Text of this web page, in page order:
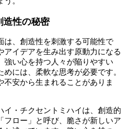
造性の秘密
は、創造性を刺激する可能性で
アイデアを生み出す原動力になる
強い心を持つ人々が陥りやすい
めには、柔軟な思考が必要です。
不安から生まれることがありま
イ・チクセントミハイは、創造的
フロー」と呼び、脆さが新しいア